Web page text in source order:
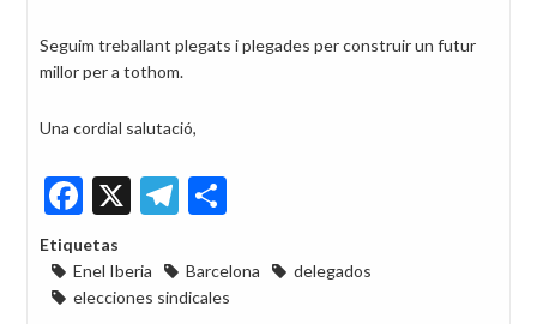
Seguim treballant plegats i plegades per construir un futur
millor per a tothom.
Una cordial salutació,
Facebook
X Telegram
Etiquetas
Enel Iberia
Barcelona
delegados
elecciones sindicales